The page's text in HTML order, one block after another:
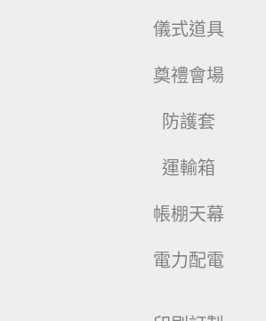
儀式道具
奠禮會場
防護套
運輸箱
帳棚天幕
電力配電